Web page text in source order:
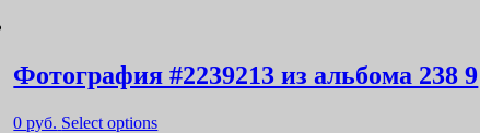
Фотография #2239213 из альбома 238 9
0руб. Select options